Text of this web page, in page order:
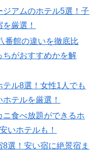
アムのホテル5選！子
厳選！
番館の違いを徹底比
ちがおすすめかを解
ル8選！女性1人でも
テルを厳選！
ニ食べ放題ができるホ
いホテルも！
選！安い宿に絶景宿ま